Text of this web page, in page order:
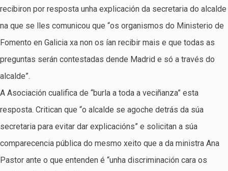
recibiron por resposta unha explicación da secretaria do alcalde
na que se lles comunicou que “os organismos do Ministerio de
Fomento en Galicia xa non os ían recibir mais e que todas as
preguntas serán contestadas dende Madrid e só a través do
alcalde”.
A Asociación cualifica de “burla a toda a veciñanza” esta
resposta. Critican que “o alcalde se agoche detrás da súa
secretaria para evitar dar explicacións” e solicitan a súa
comparecencia pública do mesmo xeito que a da ministra Ana
Pastor ante o que entenden é “unha discriminación cara os